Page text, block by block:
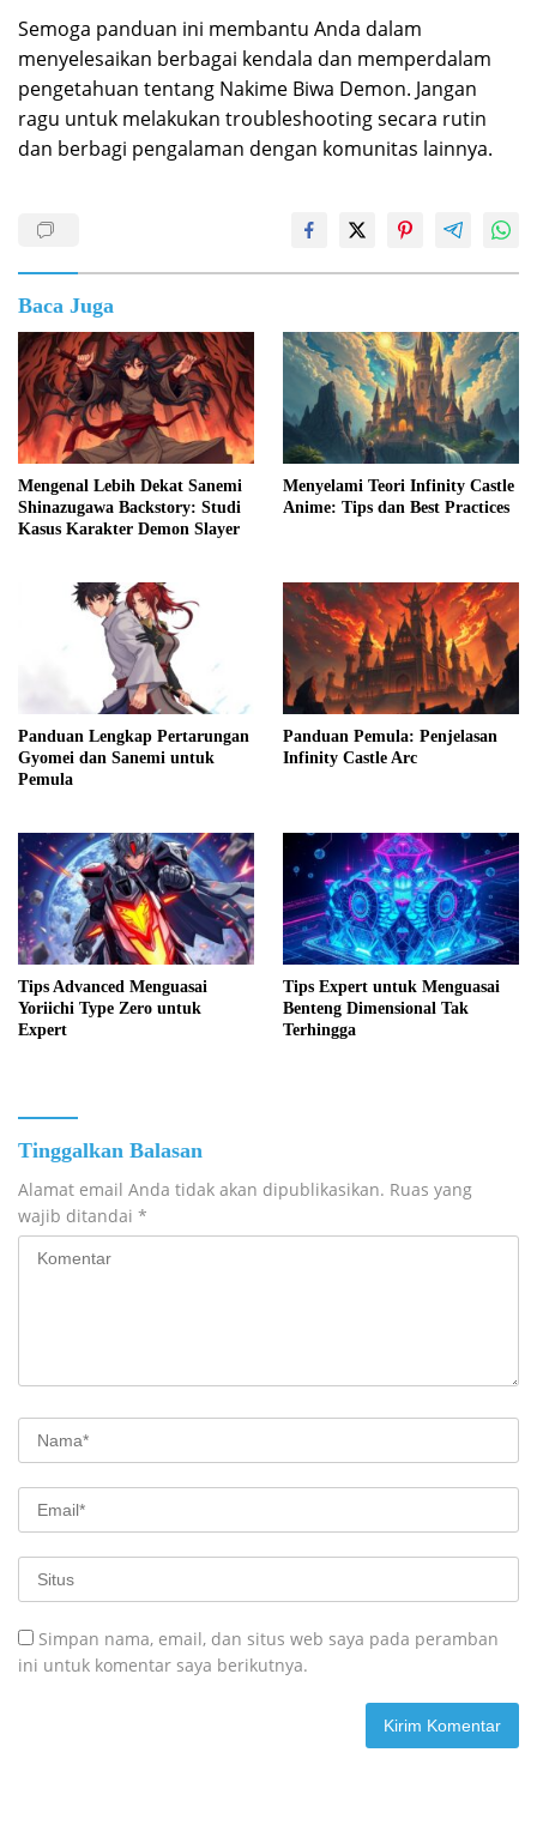
Semoga panduan ini membantu Anda dalam
menyelesaikan berbagai kendala dan memperdalam
pengetahuan tentang Nakime Biwa Demon. Jangan
ragu untuk melakukan troubleshooting secara rutin
dan berbagi pengalaman dengan komunitas lainnya.
Baca Juga
Mengenal Lebih Dekat Sanemi
Shinazugawa Backstory: Studi
Kasus Karakter Demon Slayer
Menyelami Teori Infinity Castle
Anime: Tips dan Best Practices
Panduan Lengkap Pertarungan
Gyomei dan Sanemi untuk
Pemula
Panduan Pemula: Penjelasan
Infinity Castle Arc
Tips Advanced Menguasai
Yoriichi Type Zero untuk
Expert
Tips Expert untuk Menguasai
Benteng Dimensional Tak
Terhingga
Tinggalkan Balasan
Alamat email Anda tidak akan dipublikasikan. Ruas yang
wajib ditandai *
Simpan nama, email, dan situs web saya pada peramban
ini untuk komentar saya berikutnya.